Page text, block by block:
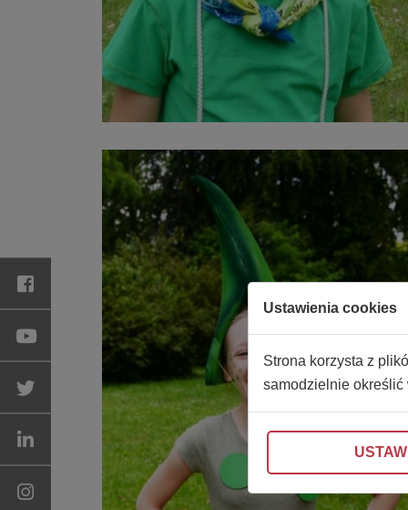
Ustawienia cookies
Strona korzysta z
samodzielnie